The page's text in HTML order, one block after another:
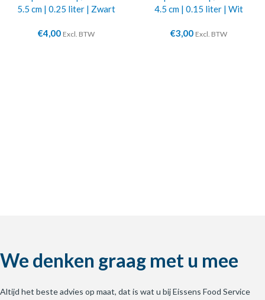
5.5 cm | 0.25 liter | Zwart
€4,00 Excl. BTW
4.5 cm | 0.15 liter | Wit
€3,00 Excl. BTW
We denken graag met u mee
Altijd het beste advies op maat, dat is wat u bij Eissens Food Service